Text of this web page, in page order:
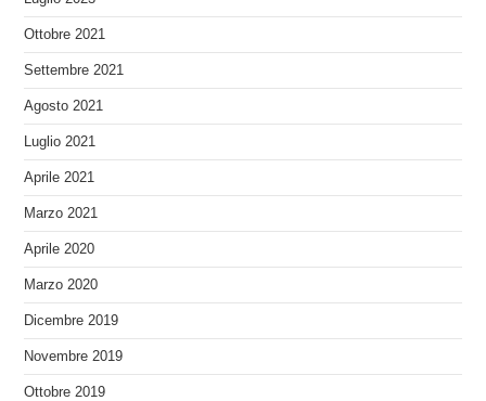
Ottobre 2021
Settembre 2021
Agosto 2021
Luglio 2021
Aprile 2021
Marzo 2021
Aprile 2020
Marzo 2020
Dicembre 2019
Novembre 2019
Ottobre 2019